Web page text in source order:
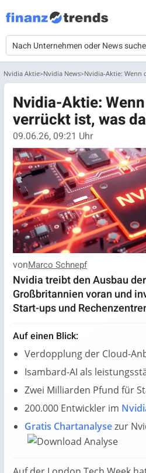
Nvidia Aktie Nvidia News
Nvidia-Aktie:
verrückt ist, was
09.06.26, 09:21 Uhr
vonMarco Schnepf
Nvidia treibt den Ausbau
Großbritannien voran und
Start-ups und
Auf einen Blick:
Verdopplung der Cloud-
Isambard-AI als
Zwei Milliarden Pfund für
200.000 Entwickler im
Gratis Chartanalysezur